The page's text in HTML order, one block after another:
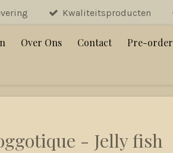
Kwaliteitsproducten
Over Ons Contact Pre-order
- Jelly fish